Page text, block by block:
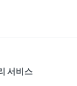
서비스